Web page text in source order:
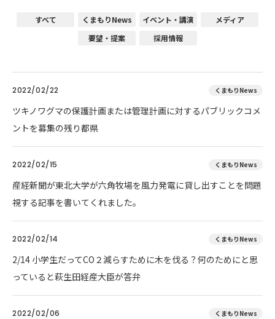
すべて くまもりNews イベント・講演
メディア
要望・提案
採用情報
2022/02/22 くまもりNews
ツキノワグマの保護計画または管理計画に対するパブリックコメ
ントを募集の残り都県
2022/02/15 くまもりNews
産経新聞が東北大学が六角牧場を風力発電に貸し出すことを問題
視する記事を書いてくれました。
2022/02/14 くまもりNews
2/14 小学生だってCO２減らすために木を伐る？何のためにと思
っていると萩生田経産大臣が答弁
2022/02/06 くまもりNews